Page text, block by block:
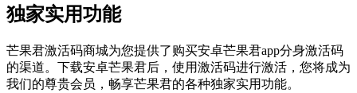
独家实用功能
芒果君激活码商城为您提供了购买安卓芒果君app分身激活码
的渠道。下载安卓芒果君后，使用激活码进行激活，您将成为
我们的尊贵会员，畅享芒果君的各种独家实用功能。